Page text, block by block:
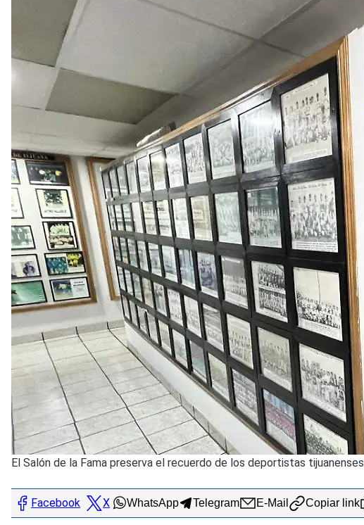
El Salón de la Fama preserva el recuerdo de los deportistas tijuanenses
Facebook X WhatsApp Telegram E-Mail Copiar link